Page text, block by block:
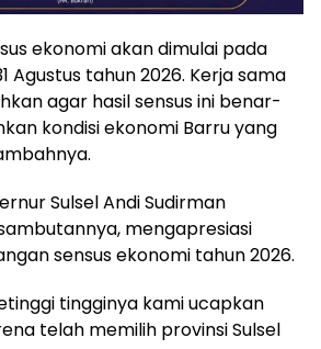
ekonomi akan dimulai pada
Agustus tahun 2026. Kerja sama
agar hasil sensus ini benar-
kondisi ekonomi Barru yang
Sulsel Andi Sudirman
mengapresiasi
sensus ekonomi tahun 2026.
tingginya kami ucapkan
telah memilih provinsi Sulsel